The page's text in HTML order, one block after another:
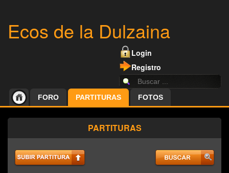
Ecos de la Dulzaina
Login
Registro
FORO PARTITURAS FOTOS
PARTITURAS